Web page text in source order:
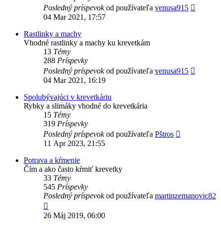
Posledný príspevokod používateľa venusa915
04 Mar 2021, 17:57
Rastlinky a machy
Vhodné rastlinky a machy ku krevetkám
13 Témy
288 Príspevky
Posledný príspevokod používateľa venusa915
04 Mar 2021, 16:19
Spolubývajúci v krevetkáriu
Rybky a slimáky vhodné do krevetkária
15 Témy
319 Príspevky
Posledný príspevokod používateľa Pštros
11 Apr 2023, 21:55
Potrava a kŕmenie
Čím a ako často kŕmiť krevetky
33 Témy
545 Príspevky
Posledný príspevokod používateľa martinzemanovic82
posledný
príspevok
26 Máj 2019, 06:00